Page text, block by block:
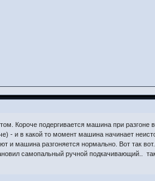
Короче подергивается машина при разгоне
- и в какой то момент машина начинает
и машина разгоняется нормально. Вот так
самопальный ручной подкачивающий..